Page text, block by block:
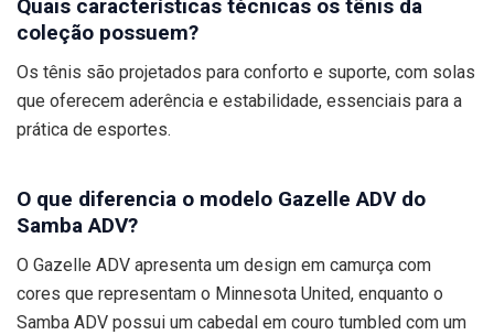
Quais características técnicas os tênis da
coleção possuem?
Os tênis são projetados para conforto e suporte, com solas
que oferecem aderência e estabilidade, essenciais para a
prática de esportes.
O que diferencia o modelo Gazelle ADV do
Samba ADV?
O Gazelle ADV apresenta um design em camurça com
cores que representam o Minnesota United, enquanto o
Samba ADV possui um cabedal em couro tumbled com um